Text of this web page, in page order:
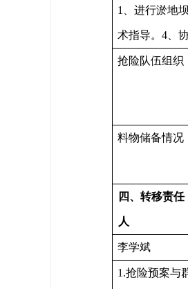
1、进行淤地
术指导。4、
抢险队伍组织
料物储备情况
四、 转移责任
人
李学斌
1.抢险预案与